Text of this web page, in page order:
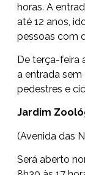
horas. A
até 12 anos,
pessoas com
De terça-feira
a entrada
pedestres e
Jardim
(Avenida das
Será aberto